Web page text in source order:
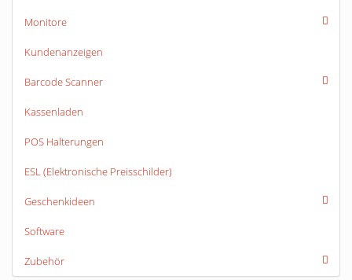
Monitore
Kundenanzeigen
Barcode Scanner
Kassenladen
POS Halterungen
ESL (Elektronische Preisschilder)
Geschenkideen
Software
Zubehör